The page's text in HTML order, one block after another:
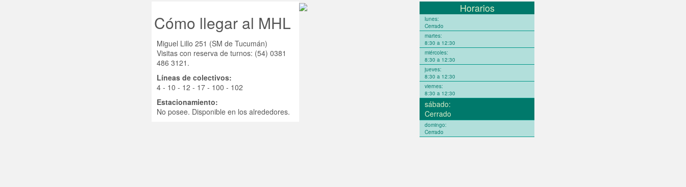
Cómo llegar al MHL
Miguel Lillo 251 (SM de Tucumán)
Visitas con reserva de turnos: (54) 0381
486 3121.
Líneas de colectivos:
4 - 10 - 12 - 17 - 100 - 102
Estacionamiento:
No posee. Disponible en los alrededores.
Horarios
lunes:
Cerrado
martes:
8:30 a 12:30
miércoles:
8:30 a 12:30
jueves:
8:30 a 12:30
viernes:
8:30 a 12:30
sábado:
Cerrado
domingo:
Cerrado